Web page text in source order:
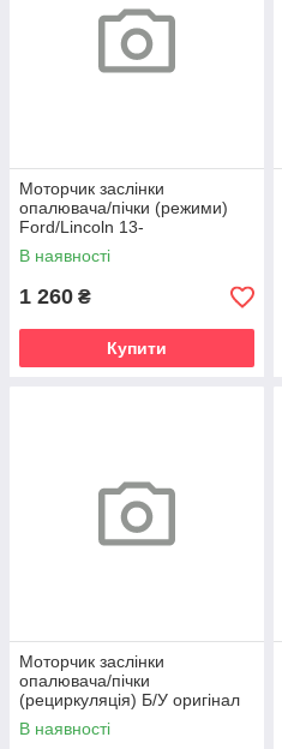
Моторчик заслінки
опалювача/пічки (режими)
Ford/Lincoln 13-
В наявності
1 260 ₴
Купити
Моторчик заслінки
опалювача/пічки
(рециркуляція) Б/У оригінал
Ford Focus 12-, C-Max 11-,
Connect 14-, Transit
В наявності